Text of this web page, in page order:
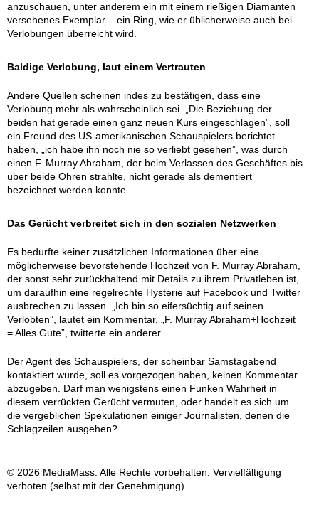
anzuschauen, unter anderem ein mit einem rießigen Diamanten
versehenes Exemplar – ein Ring, wie er üblicherweise auch bei
Verlobungen überreicht wird.
Baldige Verlobung, laut einem Vertrauten
Andere Quellen scheinen indes zu bestätigen, dass eine
Verlobung mehr als wahrscheinlich sei. „Die Beziehung der
beiden hat gerade einen ganz neuen Kurs eingeschlagen”, soll
ein Freund des US-amerikanischen Schauspielers berichtet
haben, „ich habe ihn noch nie so verliebt gesehen”, was durch
einen F. Murray Abraham, der beim Verlassen des Geschäftes bis
über beide Ohren strahlte, nicht gerade als dementiert
bezeichnet werden konnte.
Das Gerücht verbreitet sich in den sozialen Netzwerken
Es bedurfte keiner zusätzlichen Informationen über eine
möglicherweise bevorstehende Hochzeit von F. Murray Abraham,
der sonst sehr zurückhaltend mit Details zu ihrem Privatleben ist,
um daraufhin eine regelrechte Hysterie auf Facebook und Twitter
ausbrechen zu lassen. „Ich bin so eifersüchtig auf seinen
Verlobten”, lautet ein Kommentar, „F. Murray Abraham+Hochzeit
= Alles Gute”, twitterte ein anderer.
Der Agent des Schauspielers, der scheinbar Samstagabend
kontaktiert wurde, soll es vorgezogen haben, keinen Kommentar
abzugeben. Darf man wenigstens einen Funken Wahrheit in
diesem verrückten Gerücht vermuten, oder handelt es sich um
die vergeblichen Spekulationen einiger Journalisten, denen die
Schlagzeilen ausgehen?
© 2026 MediaMass. Alle Rechte vorbehalten. Vervielfältigung
verboten (selbst mit der Genehmigung).